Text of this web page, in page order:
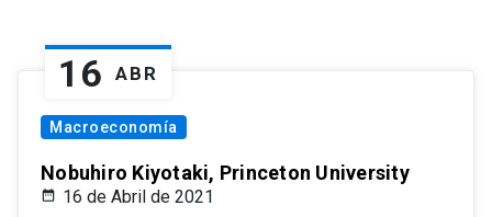
16 ABR
Macroeconomía
Nobuhiro Kiyotaki, Princeton University
16 de Abril de 2021